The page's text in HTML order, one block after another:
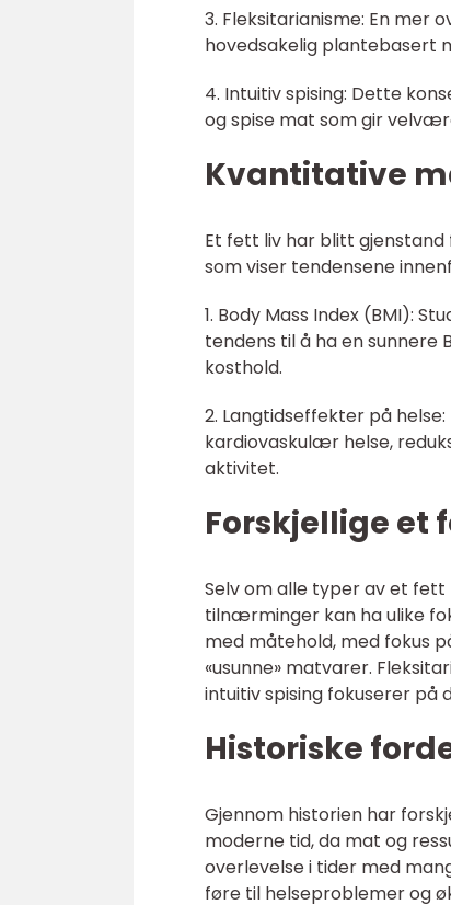
3. Fleksitarianisme: En
hovedsakelig plantebasert
4. Intuitiv spising: Dette
og spise mat som gir
Kvantitative
Et fett liv har blitt
som viser tendensene
1. Body Mass Index (BMI):
tendens til å ha en
kosthold.
2. Langtidseffekter på
kardiovaskulær helse,
aktivitet.
Forskjellige et
Selv om alle typer av et fett
tilnærminger kan ha ulike
med måtehold, med fokus
«usunne» matvarer.
intuitiv spising fokuserer på
Historiske
Gjennom historien har
moderne tid, da mat og
overlevelse i tider med
føre til helseproblemer og